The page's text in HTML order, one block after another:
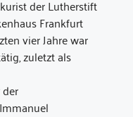
der Lutherstift
Frankfurt
vier Jahre war
zuletzt als